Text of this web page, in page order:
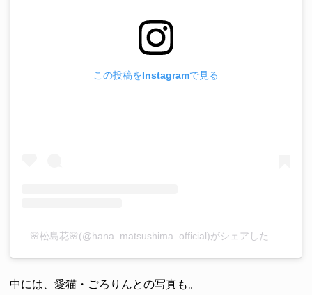
この投稿をInstagramで見る
🌸松島花🌸(@hana_matsushima_official)がシェアした投稿
中には、愛猫・ごろりんとの写真も。